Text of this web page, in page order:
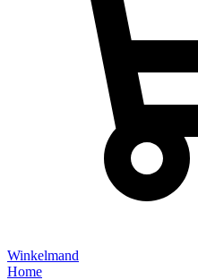
Winkelmand
Home